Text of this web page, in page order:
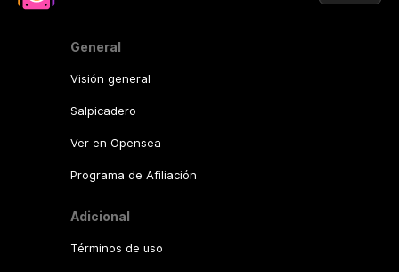
General
Visión general
Salpicadero
Ver en Opensea
Programa de Afiliación
Adicional
Términos de uso